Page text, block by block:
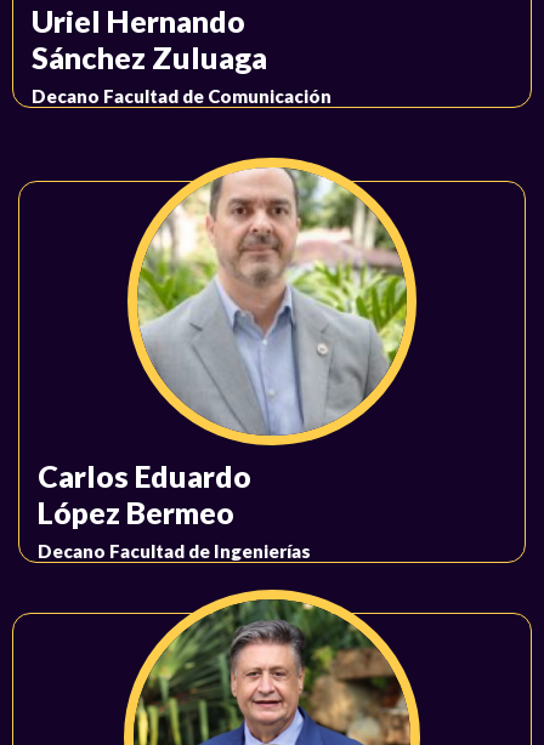
Uriel Hernando
Sánchez Zuluaga
Decano Facultad de Comunicación
Carlos Eduardo
López Bermeo
Decano Facultad de Ingenierías